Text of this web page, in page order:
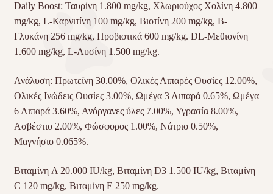
Daily Boost: Ταυρίνη 1.800 mg/kg, Χλωριούχος Χολίνη 4.800
mg/kg, L-Καρνιτίνη 100 mg/kg, Βιοτίνη 200 mg/kg, Β-
Γλυκάνη 256 mg/kg, Προβιοτικά 600 mg/kg. DL-Μεθιονίνη
1.600 mg/kg, L-Λυσίνη 1.500 mg/kg.
Ανάλυση: Πρωτεΐνη 30.00%, Ολικές Λιπαρές Ουσίες 12.00%,
Ολικές Ινώδεις Ουσίες 3.00%, Ωμέγα 3 Λιπαρά 0.65%, Ωμέγα
6 Λιπαρά 3.60%, Ανόργανες ύλες 7.00%, Υγρασία 8.00%,
Ασβέστιο 2.00%, Φώσφορος 1.00%, Νάτριο 0.50%,
Μαγνήσιο 0.065%.
Βιταμίνη A 20.000 IU/kg, Βιταμίνη D3 1.500 IU/kg, Βιταμίνη
C 120 mg/kg, Βιταμίνη E 250 mg/kg.